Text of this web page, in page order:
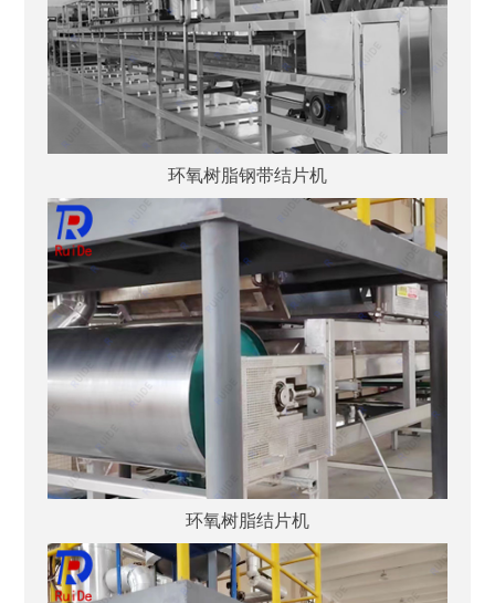
环氧树脂钢带结片机
环氧树脂结片机